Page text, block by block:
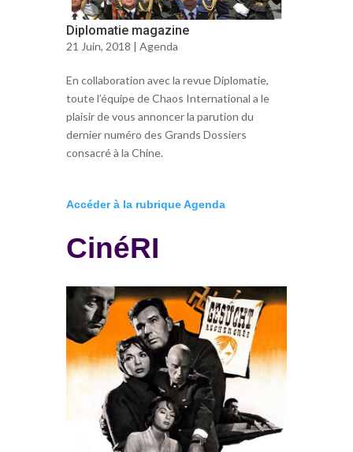
Diplomatie magazine
21 Juin, 2018 | Agenda
En collaboration avec la revue Diplomatie,
toute l’équipe de Chaos International a le
plaisir de vous annoncer la parution du
dernier numéro des Grands Dossiers
consacré à la Chine.
Accéder à la rubrique Agenda
CinéRI